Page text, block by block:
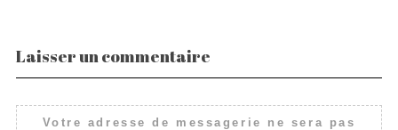
Laisser un commentaire
Votre adresse de messagerie ne sera pas